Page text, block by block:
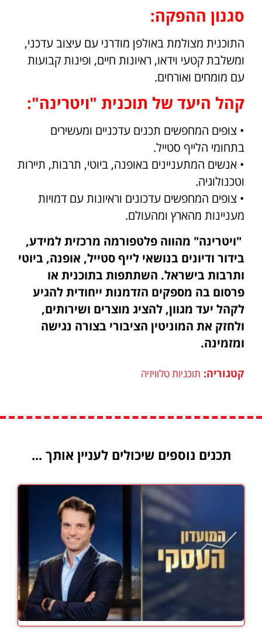
סגנון ההפקה:
התוכנית מצולמת באולפן מודרני עם עיצוב עדכני,
ומשלבת קטעי וידאו, ראיונות חיים, ופינות קבועות
עם מומחים ואורחים.
קהל היעד של תוכנית "ויטרינה":
• צופים המחפשים תכנים עדכניים ומעשירים
בתחומי הלייף סטייל.
• אנשים המתעניינים באופנה, ביוטי, תרבות, תיירות
וטכנולוגיה.
• צופים המחפשים עדכונים וראיונות עם דמויות
מעניינות מהארץ ומהעולם.
"ויטרינה" מהווה פלטפורמה מרכזית למידע,
בידור ודיונים בנושאי לייף סטייל, אופנה, ביוטי
ותרבות בישראל. השתתפות בתוכנית או
פרסום בה מספקים הזדמנות ייחודית להגיע
לקהל יעד מגוון, להציג מוצרים ושירותים,
ולחזק את המוניטין הציבורי בצורה נגישה
ומזמינה.
קטגוריה: תוכניות טלוויזיה
תכנים נוספים שיכולים לעניין אותך ...